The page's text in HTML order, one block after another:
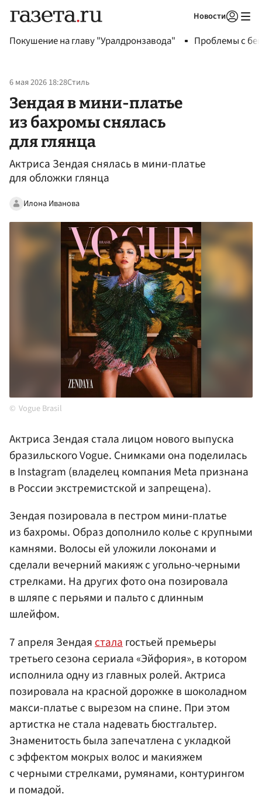
Новости
Покушение на главу "Уралдронзавода" Проблемы с
6 мая 2026 18:28Стиль
Зендая в мини-платье
из бахромы снялась
для глянца
Актриса Зендая снялась в мини-платье
для обложки глянца
Илона Иванова
Vogue Brasil
Актриса Зендая стала лицом нового выпуска
бразильского Vogue. Снимками она поделилась
в Instagram (владелец компания Meta признана
в России экстремистской и запрещена).
Зендая позировала в пестром мини-платье
из бахромы. Образ дополнило колье с крупными
камнями. Волосы ей уложили локонами и
сделали вечерний макияж с угольно-черными
стрелками. На других фото она позировала
в шляпе с перьями и пальто с длинным
шлейфом.
7 апреля Зендая стала гостьей премьеры
третьего сезона сериала «Эйфория», в котором
исполнила одну из главных ролей. Актриса
позировала на красной дорожке в шоколадном
макси-платье с вырезом на спине. При этом
артистка не стала надевать бюстгальтер.
Знаменитость была запечатлена с укладкой
с эффектом мокрых волос и макияжем
с черными стрелками, румянами, контурингом
и помадой.